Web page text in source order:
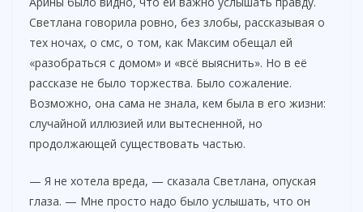
Светлана говорила ровно, без злобы, рассказывая о
тех ночах, о смс, о том, как Максим обещал ей
«разобраться с домом» и «всё выяснить». Но в её
рассказе не было торжества. Было сожаление.
Возможно, она сама не знала, кем была в его жизни:
случайной иллюзией или вытесненной, но
продолжающей существовать частью.
— Я не хотела вреда, — сказала Светлана, опуская
глаза. — Мне просто надо было услышать, что он